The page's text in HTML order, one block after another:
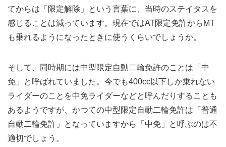
てからは「限定解除」という言葉に、当時のステイタスを
感じることは減っています。現在ではAT限定免許からMT
も乗れるようになったときに使うくらいでしょうか。
そして、同時期には中型限定自動二輪免許のことは「中
免」と呼ばれていました。今でも400cc以下しか乗れない
ライダーのことを中免ライダーなどと呼んだりすることも
あるようですが、かつての中型限定自動二輪免許は「普通
自動二輪免許」となっていますから「中免」と呼ぶのは不
適切でしょう。